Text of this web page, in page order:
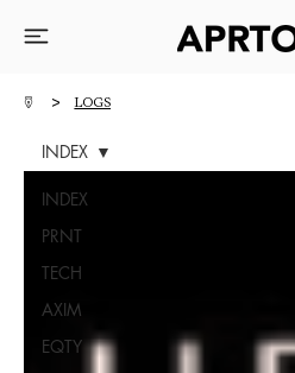
> LOGS
INDEX
PRNT
TECH
AXIM
EQTY
INDEX